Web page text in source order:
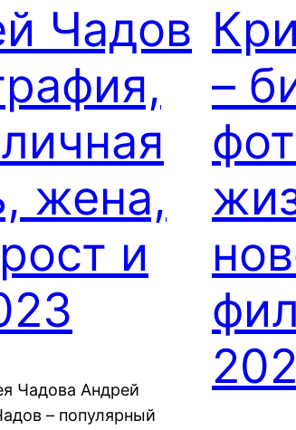
Чадов
жена,
и
Чадова Андрей
– популярный
–